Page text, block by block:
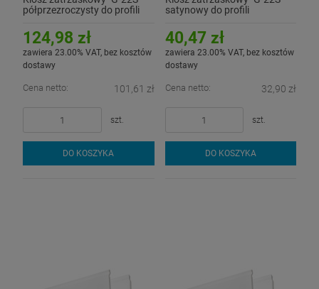
półprzezroczysty do profili
124,98 zł
zawiera 23.00% VAT, bez kosztów
dostawy
Cena netto: 101,61 zł
szt.
DO KOSZYKA
satynowy do profili
40,47 zł
zawiera 23.00% VAT, bez kosztów
dostawy
Cena netto: 32,90 zł
szt.
DO KOSZYKA